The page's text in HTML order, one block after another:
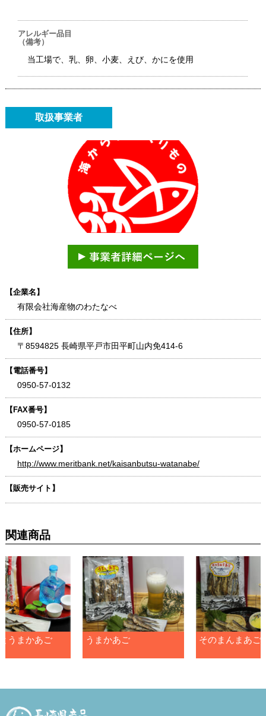
アレルギー品目
（備考）
当工場で、乳、卵、小麦、えび、かにを使用
取扱事業者
【企業名】
有限会社海産物のわたなべ
【住所】
〒8594825 長崎県平戸市田平町山内免414-6
【電話番号】
0950-57-0132
【FAX番号】
0950-57-0185
【ホームページ】
http://www.meritbank.net/kaisanbutsu-watanabe/
【販売サイト】
関連商品
うまかあご うまかあご そのまんまあご